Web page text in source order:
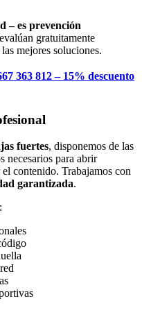
– es prevención
gratuitamente
mejores soluciones.
363 812 – 15% descuento
fuertes, disponemos de las
necesarios para abrir
contenido. Trabajamos con
garantizada.
: